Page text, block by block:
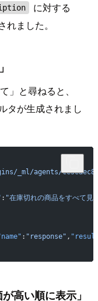
に対する
ました。
」と尋ねると、
タが生成されまし
_ml/agents/
: "在庫切れの商品をすべて見
: "response" ,
高い順に表示」